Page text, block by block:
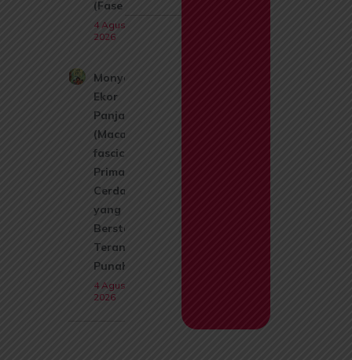
(Fase A)
4 Agustus
2026
Monyet
Ekor
Panjang
(Macaca
fascicularis):
Primata
Cerdas
yang Kini
Berstatus
Terancam
Punah
4 Agustus
2026